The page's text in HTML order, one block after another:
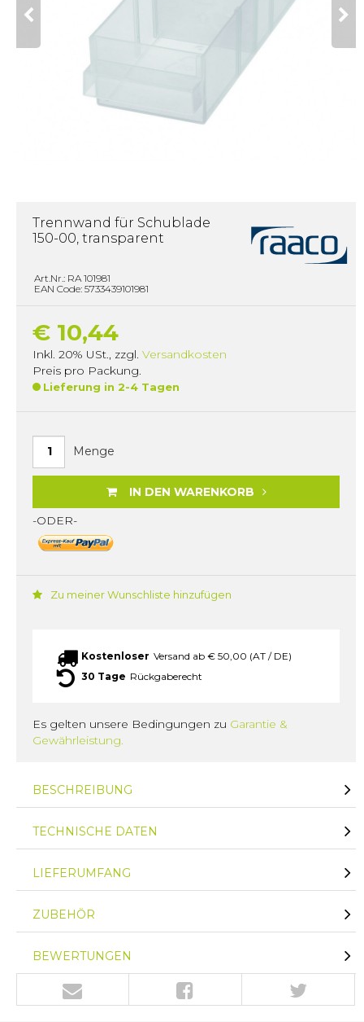
Trennwand für Schublade
150-00, transparent
Art.Nr.: RA 101981
EAN Code: 5733439101981
€ 10,44
Inkl. 20% USt. zzgl. Versandkosten
Preis pro Packung.
Lieferung in 2-4 Tagen
Menge
IN DEN WARENKORB
-ODER-
Zu meiner Wunschliste hinzufügen
Kostenloser Versand ab € 50,00 (AT / DE)
30 Tage Rückgaberecht
Es gelten unsere Bedingungen zu Garantie &
Gewährleistung.
BESCHREIBUNG
TECHNISCHE DATEN
LIEFERUMFANG
ZUBEHÖR
BEWERTUNGEN